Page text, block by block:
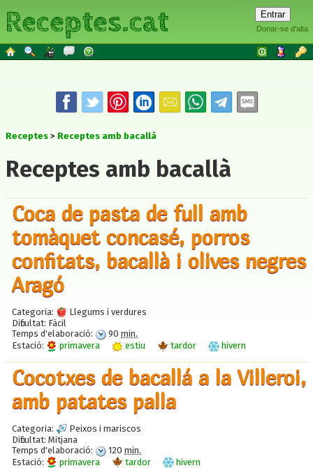
Donar-se d'alta
Receptes.cat
Receptes Receptes amb bacallà
Receptes amb bacallà
Coca de pasta de full amb
tomàquet concasé, porros
confitats, bacallà i olives negres
Aragó
Categoria:
Llegums i verdures
Dificultat: Fàcil
Temps d'elaboració:
90 min.
Estació:
primavera estiu tardor hivern
Cocotxes de bacallá a la Villeroi,
amb patates palla
Categoria:
Peixos i mariscos
Dificultat: Mitjana
Temps d'elaboració:
120 min.
Estació:
primavera tardor hivern